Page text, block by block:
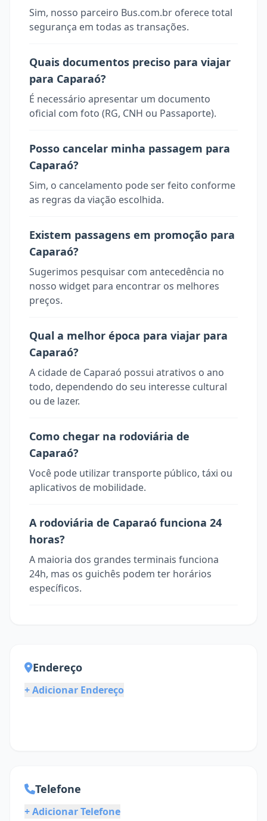
Sim, nosso parceiro Bus.com.br oferece total
segurança em todas as transações.
Quais documentos preciso para viajar
para Caparaó?
É necessário apresentar um documento
oficial com foto (RG, CNH ou Passaporte).
Posso cancelar minha passagem para
Caparaó?
Sim, o cancelamento pode ser feito conforme
as regras da viação escolhida.
Existem passagens em promoção para
Caparaó?
Sugerimos pesquisar com antecedência no
nosso widget para encontrar os melhores
preços.
Qual a melhor época para viajar para
Caparaó?
A cidade de Caparaó possui atrativos o ano
todo, dependendo do seu interesse cultural
ou de lazer.
Como chegar na rodoviária de
Caparaó?
Você pode utilizar transporte público, táxi ou
aplicativos de mobilidade.
A rodoviária de Caparaó funciona 24
horas?
A maioria dos grandes terminais funciona
24h, mas os guichês podem ter horários
específicos.
Endereço
+ Adicionar Endereço
Telefone
+ Adicionar Telefone